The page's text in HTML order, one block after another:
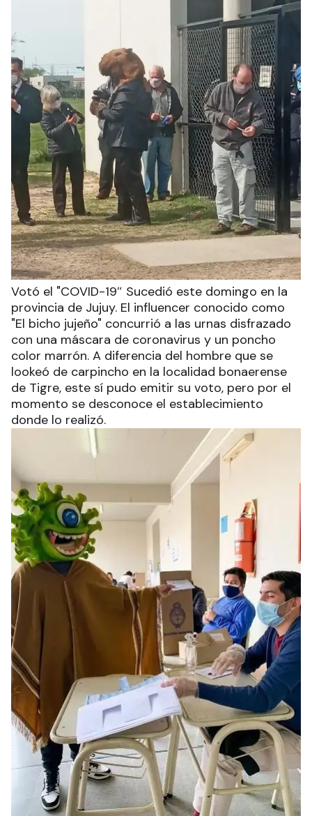
Votó el "COVID-19″ Sucedió este domingo en la
provincia de Jujuy. El influencer conocido como
"El bicho jujeño" concurrió a las urnas disfrazado
con una máscara de coronavirus y un poncho
color marrón. A diferencia del hombre que se
lookeó de carpincho en la localidad bonaerense
de Tigre, este sí pudo emitir su voto, pero por el
momento se desconoce el establecimiento
donde lo realizó.